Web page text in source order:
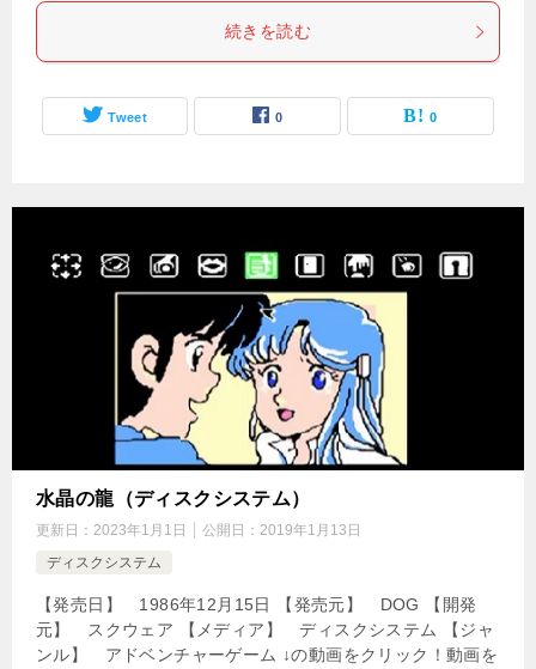
続きを読む
Tweet 0 0
水晶の龍（ディスクシステム）
更新日： 2023年1月1日 公開日： 2019年1月13日
ディスクシステム
【発売日】 1986年12月15日 【発売元】 DOG 【開発
元】 スクウェア 【メディア】 ディスクシステム 【ジャ
ンル】 アドベンチャーゲーム ↓の動画をクリック！動画を